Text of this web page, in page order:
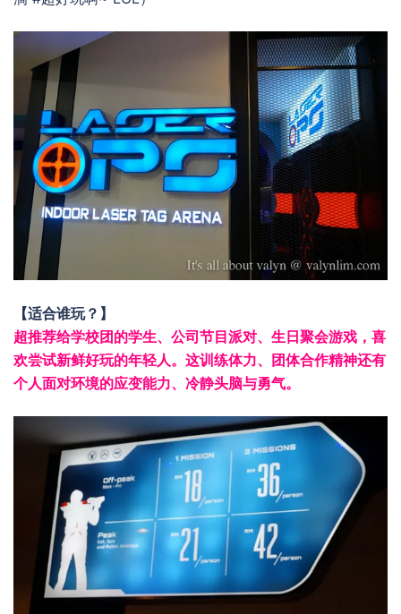
【适合谁玩？】
超推荐给学校团的学生、公司节目派对、生日聚会游戏，喜
欢尝试新鲜好玩的年轻人。这训练体力、团体合作精神还有
个人面对环境的应变能力、冷静头脑与勇气。